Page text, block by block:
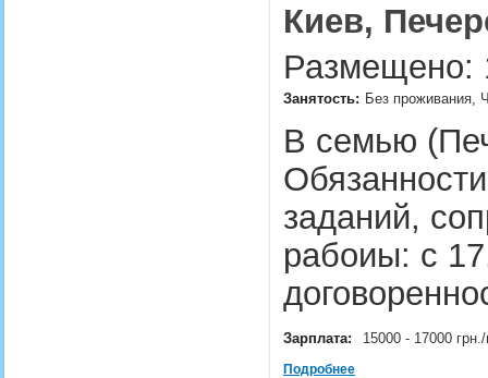
Киев,
Размещено:
Занятость: Без проживания,
В семью
заданий,
рабоиы: с
Зарплата: 15000 - 17000
Подробнее